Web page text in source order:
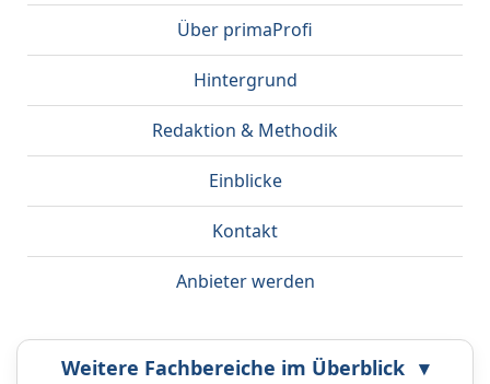
Über primaProfi
Hintergrund
Redaktion & Methodik
Einblicke
Kontakt
Anbieter werden
Weitere Fachbereiche im Überblick ▾